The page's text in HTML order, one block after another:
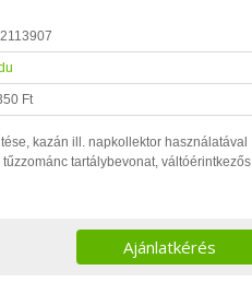
Ft
kazán ill. napkollektor használatával
tartálybevonat, váltóérintkezős
Ajánlatkérés